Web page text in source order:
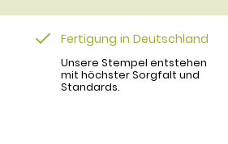
Fertigung in Deutschland
Unsere Stempel entstehen
mit höchster Sorgfalt und
Standards.